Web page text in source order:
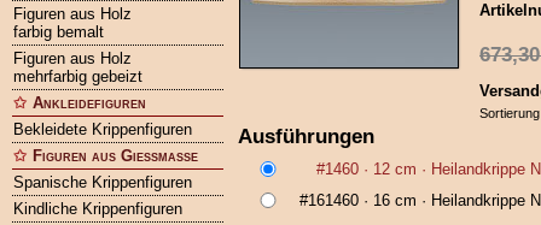
Figuren aus Holz
farbig bemalt
Figuren aus Holz
mehrfarbig gebeizt
Ankleidefiguren
Bekleidete Krippenfiguren
Figuren aus Gießmasse
Spanische Krippenfiguren
Kindliche Krippenfiguren
673,30
Ausführungen
#1460 · 12 cm · Heilandkrippe
#161460 · 16 cm · Heilandkrippe